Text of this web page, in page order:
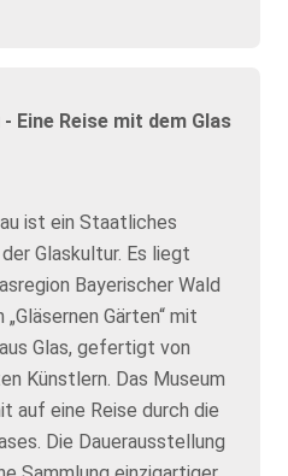
Eine Reise mit dem Glas
ist ein Staatliches
Glaskultur. Es liegt
Bayerischer Wald
Gärten“ mit
Glas, gefertigt von
Künstlern. Das Museum
auf eine Reise durch die
Die Dauerausstellung